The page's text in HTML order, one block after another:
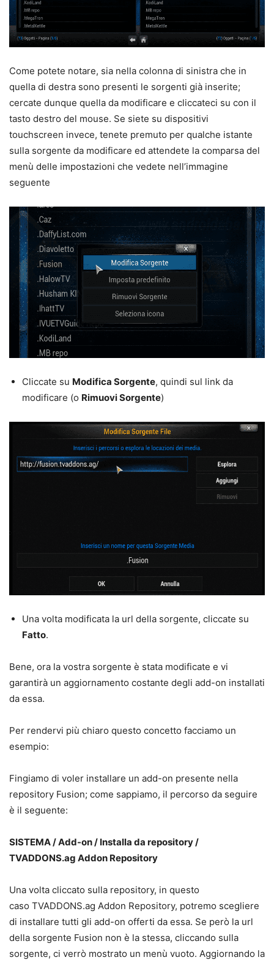
Come potete notare, sia nella colonna di sinistra che in
quella di destra sono presenti le sorgenti già inserite;
cercate dunque quella da modificare e cliccateci su con il
tasto destro del mouse. Se siete su dispositivi
touchscreen invece, tenete premuto per qualche istante
sulla sorgente da modificare ed attendete la comparsa del
menù delle impostazioni che vedete nell’immagine
seguente
Cliccate su Modifica Sorgente, quindi sul link da
modificare (o Rimuovi Sorgente)
Una volta modificata la url della sorgente, cliccate su
Fatto.
Bene, ora la vostra sorgente è stata modificate e vi
garantirà un aggiornamento costante degli add-on installati
da essa.
Per rendervi più chiaro questo concetto facciamo un
esempio:
Fingiamo di voler installare un add-on presente nella
repository Fusion; come sappiamo, il percorso da seguire
è il seguente:
SISTEMA / Add-on / Installa da repository /
TVADDONS.ag Addon Repository
Una volta cliccato sulla repository, in questo
caso TVADDONS.ag Addon Repository, potremo scegliere
di installare tutti gli add-on offerti da essa. Se però la url
della sorgente Fusion non è la stessa, cliccando sulla
sorgente, ci verrò mostrato un menù vuoto. Aggiornando la